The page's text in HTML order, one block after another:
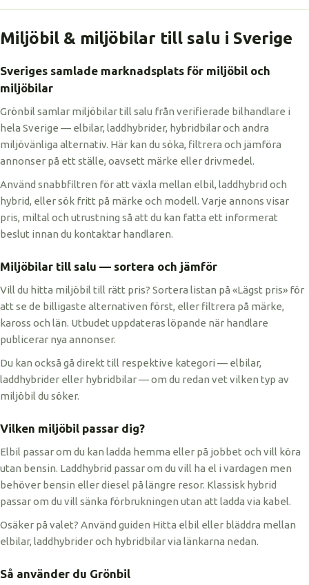
Miljöbil & miljöbilar till salu i Sverige
Sveriges samlade marknadsplats för miljöbil och
miljöbilar
Grönbil samlar miljöbilar till salu från verifierade bilhandlare i
hela Sverige — elbilar, laddhybrider, hybridbilar och andra
miljövänliga alternativ. Här kan du söka, filtrera och jämföra
annonser på ett ställe, oavsett märke eller drivmedel.
Använd snabbfiltren för att växla mellan elbil, laddhybrid och
hybrid, eller sök fritt på märke och modell. Varje annons visar
pris, miltal och utrustning så att du kan fatta ett informerat
beslut innan du kontaktar handlaren.
Miljöbilar till salu — sortera och jämför
Vill du hitta miljöbil till rätt pris? Sortera listan på «Lägst pris» för
att se de billigaste alternativen först, eller filtrera på märke,
kaross och län. Utbudet uppdateras löpande när handlare
publicerar nya annonser.
Du kan också gå direkt till respektive kategori — elbilar,
laddhybrider eller hybridbilar — om du redan vet vilken typ av
miljöbil du söker.
Vilken miljöbil passar dig?
Elbil passar om du kan ladda hemma eller på jobbet och vill köra
utan bensin. Laddhybrid passar om du vill ha el i vardagen men
behöver bensin eller diesel på längre resor. Klassisk hybrid
passar om du vill sänka förbrukningen utan att ladda via kabel.
Osäker på valet? Använd guiden Hitta elbil eller bläddra mellan
elbilar, laddhybrider och hybridbilar via länkarna nedan.
Så använder du Grönbil